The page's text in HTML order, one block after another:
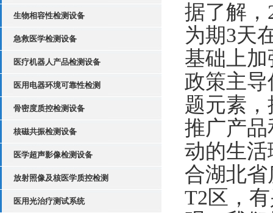
生物相容性检测设备
急救医学检测设备
医疗机器人产品检测设备
医用电器环境可靠性检测
骨密度质控检测设备
核磁共振检测设备
医学超声影像检测设备
放射照像及核医学质控检测
医用光治疗测试系统
据了解，
为期3天
基础上
政策主
题元素
推广产
动的生
合湖北
T2区，